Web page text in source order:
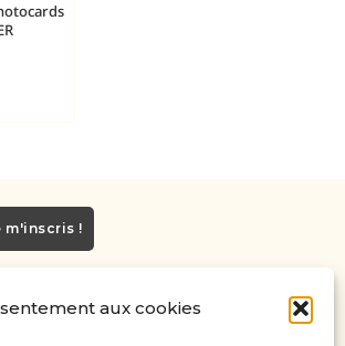
aux cookies
m'inscris !